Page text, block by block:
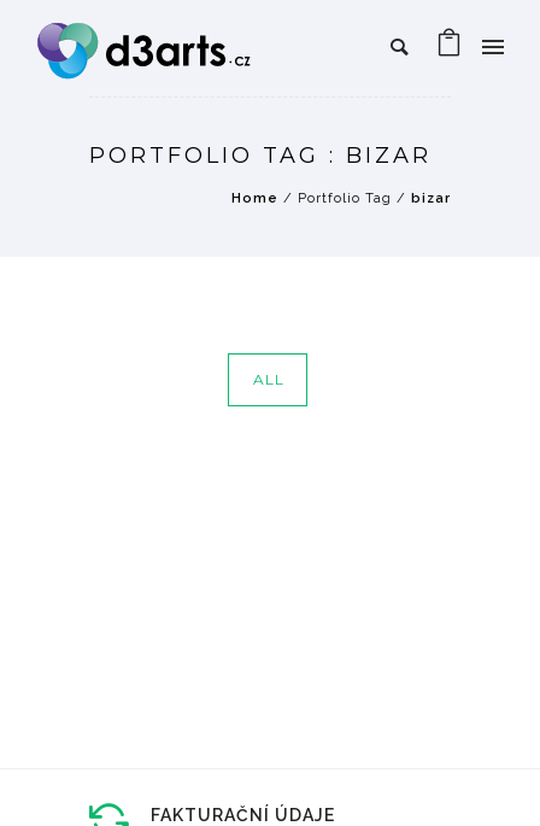
PORTFOLIO TAG : BIZAR
Home / Portfolio Tag / bizar
ALL
FAKTURAČNÍ ÚDAJE